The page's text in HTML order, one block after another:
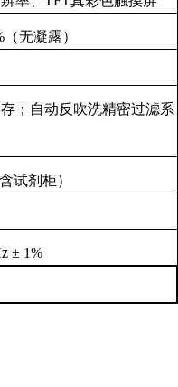
（无凝露）
；自动反吹洗精密过滤系
含试剂柜）
± 1%